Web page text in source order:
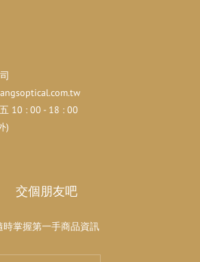
10 : 00 - 18 : 00
)
交個朋友吧
時掌握第一手商品資訊